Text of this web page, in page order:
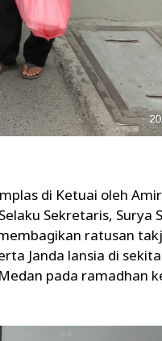
di Ketuai oleh
Sekretaris, Surya
ratusan
Janda lansia di
pada ramadhan